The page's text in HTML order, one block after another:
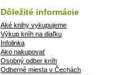
Dôležité informácie
Aké knihy vykupujeme
Výkup kníh na diaľku
Infolinka
Ako nakupovať
Osobný odber kníh
Odberné miesta v Čechách